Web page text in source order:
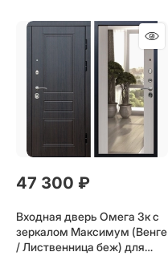
47 300 ₽
Входная дверь Омега 3к с
зеркалом Максимум (Венге
/ Лиственница беж) для